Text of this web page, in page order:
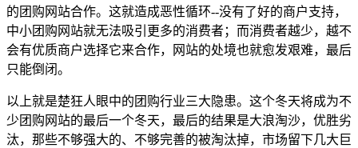
的团购网站合作。这就造成恶性循环--没有了好的商户支持，
中小团购网站就无法吸引更多的消费者；而消费者越少，越不
会有优质商户选择它来合作，网站的处境也就愈发艰难，最后
只能倒闭。
以上就是楚狂人眼中的团购行业三大隐患。这个冬天将成为不
少团购网站的最后一个冬天，最后的结果是大浪淘沙，优胜劣
汰，那些不够强大的、不够完善的被淘汰掉，市场留下几大巨